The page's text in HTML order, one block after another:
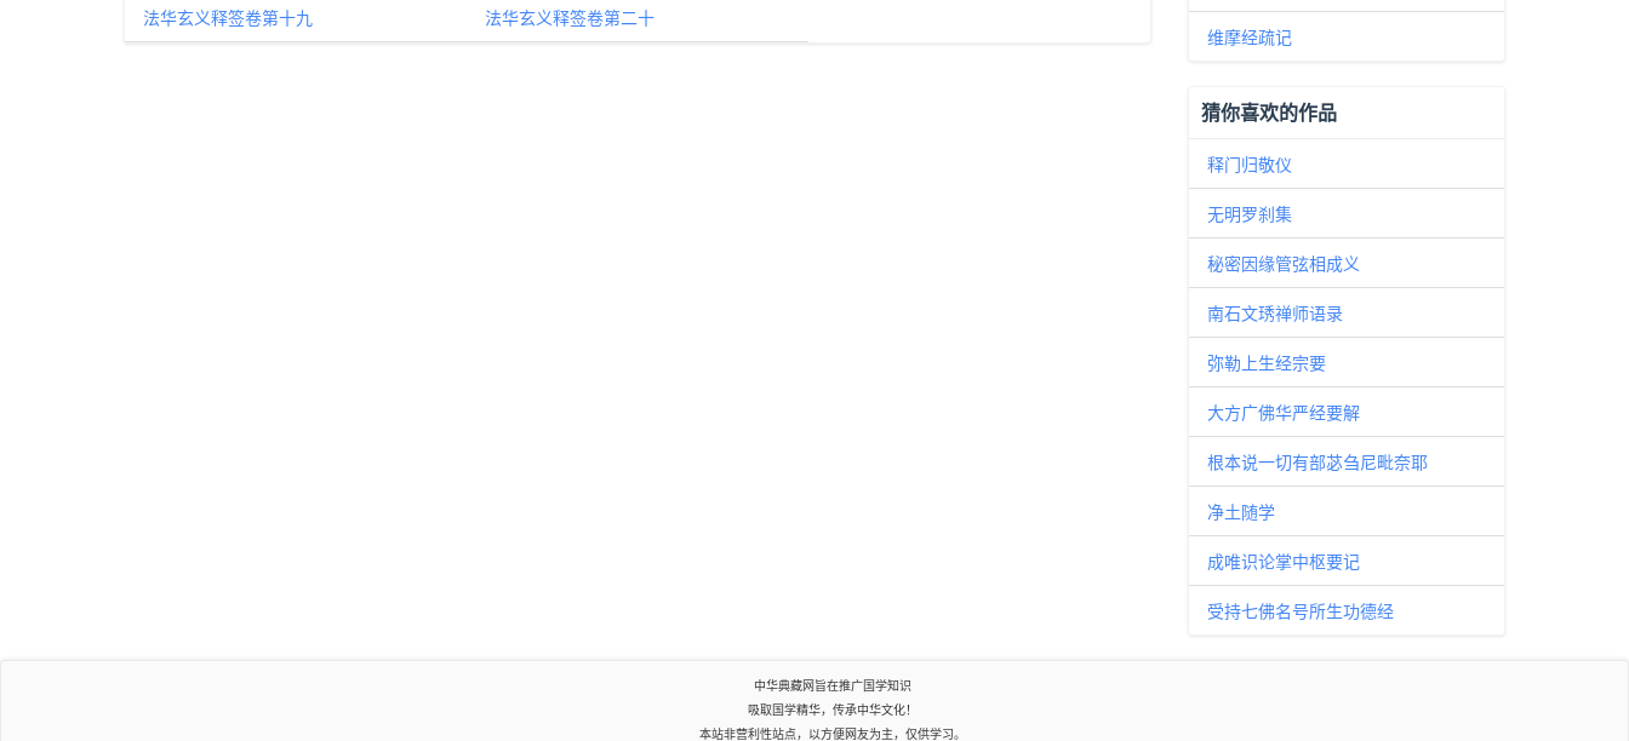
法华玄义释签卷第十九 法华玄义释签卷第二十
维摩经疏记
猜你喜欢的作品
释门归敬仪
无明罗刹集
秘密因缘管弦相成义
南石文琇禅师语录
弥勒上生经宗要
大方广佛华严经要解
根本说一切有部苾刍尼毗奈耶
净土随学
成唯识论掌中枢要记
受持七佛名号所生功德经
中华典藏网旨在推广国学知识
吸取国学精华，传承中华文化！
本站非营利性站点，以方便网友为主，仅供学习。